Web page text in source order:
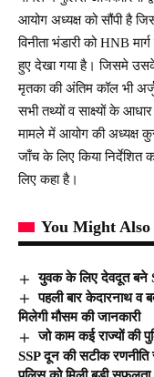
आयोग अध्यक्ष को सौंपी है
विनीता भंडारी को HNB
हुए देखा गया है। जिसमे उसके
मृतका की अंतिम कॉल भी
सभी तथ्यों व साक्ष्यों के
मामले में आयोग की अध्यक्ष
जाँच के लिए किया
लिए कहा है।
You Might
युवक के लिए देवदूत बने
पहली बार केदारनाथ व
मिलेगी मौसम की जानकारी
जो काम कई राज्यों की
SSP दून की सटीक